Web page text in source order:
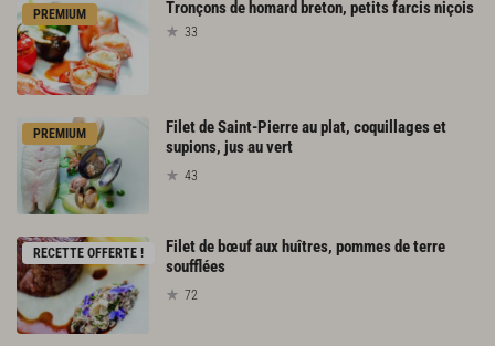
PREMIUM Tronçonsde homard breton, petitsfarcisniçois
33
PREMIUM
Filet de Saint-Pierre au plat, coquillages et
supions, jus au vert
43
RECETTE OFFERTE !
Filet de bœuf aux huîtres, pommes de terre
soufflées
72